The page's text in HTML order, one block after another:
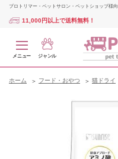
プロトリマー・ペットサロン・ペットショップ様
11,000円以上で送料無料！
メニュー ジャンル
ホーム フード・おやつ 猫ドライ